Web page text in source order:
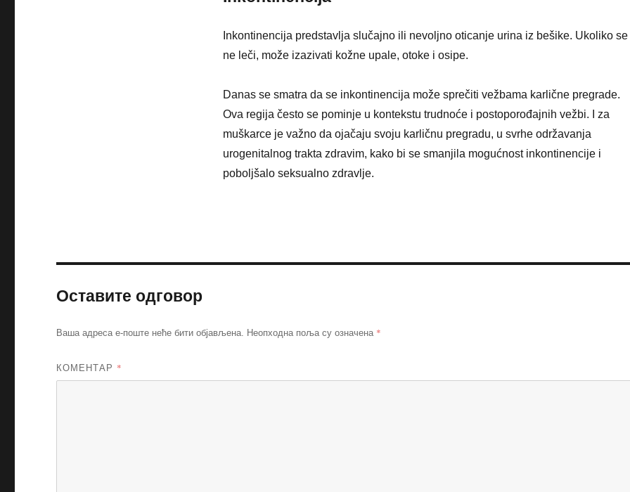
Inkontinencija predstavlja slučajno ili nevoljno oticanje urina iz bešike. Ukoliko se
ne leči, može izazivati kožne upale, otoke i osipe.
Danas se smatra da se inkontinencija može sprečiti vežbama karlične pregrade.
Ova regija često se pominje u kontekstu trudnoće i postoporođajnih vežbi. I za
muškarce je važno da ojačaju svoju karličnu pregradu, u svrhe održavanja
urogenitalnog trakta zdravim, kako bi se smanjila mogućnost inkontinencije i
poboljšalo seksualno zdravlje.
Оставите одговор
Ваша адреса е-поште неће бити објављена. Неопходна поља су означена *
КОМЕНТАР *